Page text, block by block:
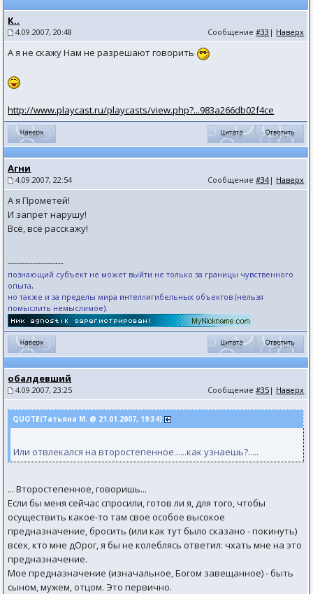
К..
4.09.2007, 20:48 Сообщение#33 | Наверх
А я не скажу Нам не разрешают говорить
http://www.playcast.ru/playcasts/view.php?...983a266db02f4ce
Агни
4.09.2007, 22:54 Сообщение#34| Наверх
А я Прометей!
И запрет нарушу!
Всё, всё расскажу!
--------------------
познающий субъект не может выйти не только за границы чувственного
опыта,
но также и за пределы мира интеллигибельных объектов (нельзя
помыслить немыслимое).
обалдевший
4.09.2007, 23:25 Сообщение#35 | Наверх
QUOTE(Татьяна М. @ 21.01.2007, 19:34)
Или отвлекался на второстепенное......как узнаешь?.....
... Второстепенное, говоришь...
Если бы меня сейчас спросили, готов ли я, для того, чтобы
осуществить какое-то там свое особое высокое
предназначение, бросить (или как тут было сказано - покинуть)
всех, кто мне дОрог, я бы не колеблясь ответил: чхать мне на это
предназначение.
Мое предназначение (изначальное, Богом завещанное) - быть
сыном, мужем, отцом. Это первично.